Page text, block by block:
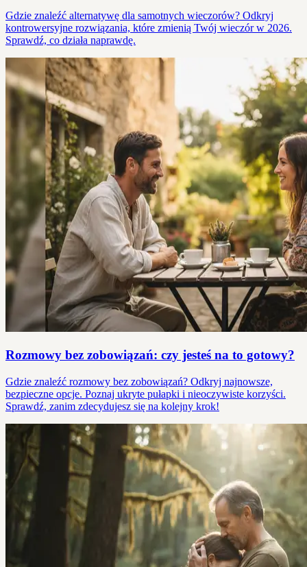
Gdzie znaleźć alternatywę dla samotnych wieczorów? Odkryj
kontrowersyjne rozwiązania, które zmienią Twój wieczór w 2026.
Sprawdź, co działa naprawdę.
Rozmowy bez zobowiązań: czy jesteś na to gotowy?
Gdzie znaleźć rozmowy bez zobowiązań? Odkryj najnowsze,
bezpieczne opcje. Poznaj ukryte pułapki i nieoczywiste korzyści.
Sprawdź, zanim zdecydujesz się na kolejny krok!